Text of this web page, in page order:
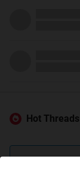
Hot Threads